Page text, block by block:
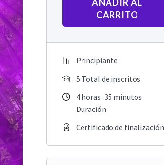
AÑADIR AL
CARRITO
Principiante
5 TotaI de inscritos
4 horas 35 minutos
Duración
Certificado de finalización